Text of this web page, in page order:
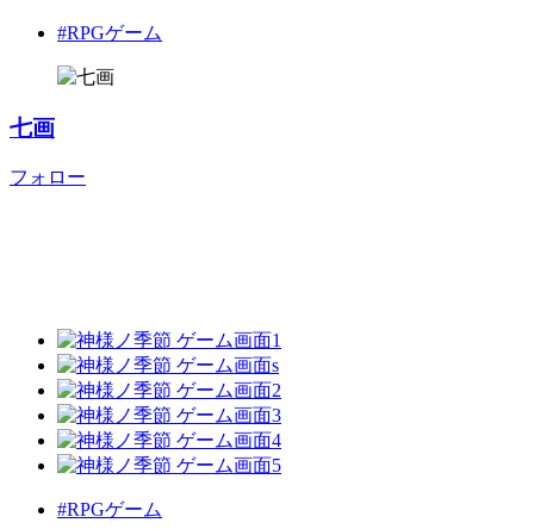
#RPGゲーム
七画
フォロー
#RPGゲーム